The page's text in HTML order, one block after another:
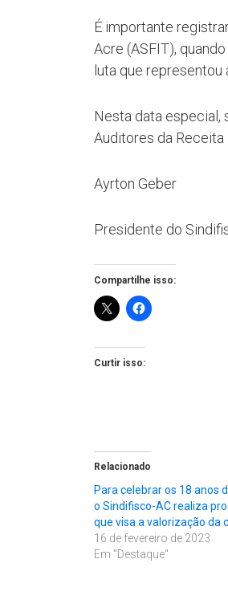
É importante
Acre (ASFIT),
luta que
Nesta data
Auditores da Receita
Ayrton Geber
Presidente do
Compartilhe isso:
Curtir isso:
Relacionado
Para celebrar os 18 anos
o Sindifisco-AC realiza
que visa a valorização da
16 de fevereiro de 2023
Em "Destaque"